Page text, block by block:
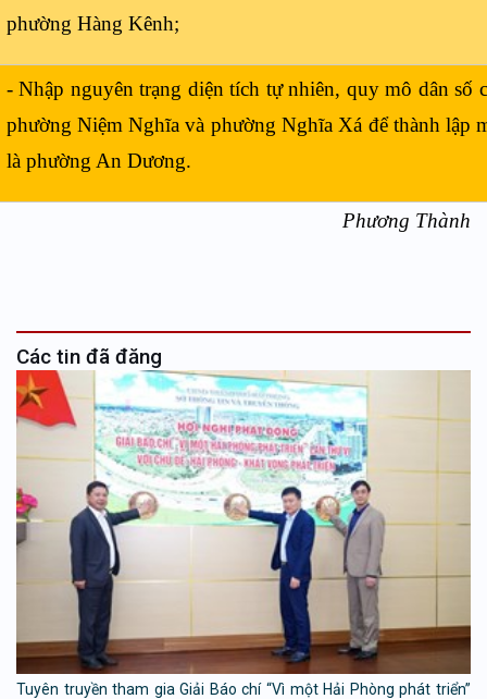
phường Hàng Kênh;
- Nhập nguyên trạng diện tích tự nhiên, quy mô dân số
phường Niệm Nghĩa và phường Nghĩa Xá để thành lập
là phường An Dương.
Phương Thành
Các tin đã đăng
Tuyên truyền tham gia Giải Báo chí “Vì một Hải Phòng phát triển”